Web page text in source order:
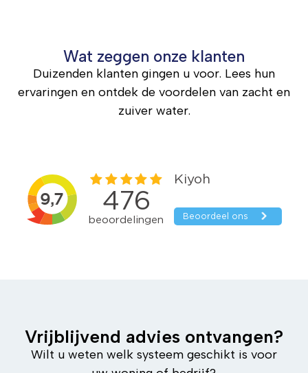
Wat zeggen onze klanten
Duizenden klanten gingen u voor. Lees hun
ervaringen en ontdek de voordelen van zacht en
zuiver water.
Vrijblijvend advies ontvangen?
Wilt u weten welk systeem geschikt is voor